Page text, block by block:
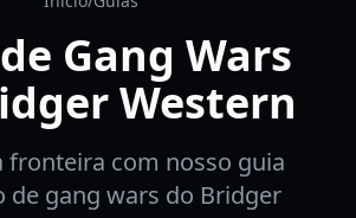
Gang Wars
Western
fronteira com nosso guia
de gang wars do Bridger